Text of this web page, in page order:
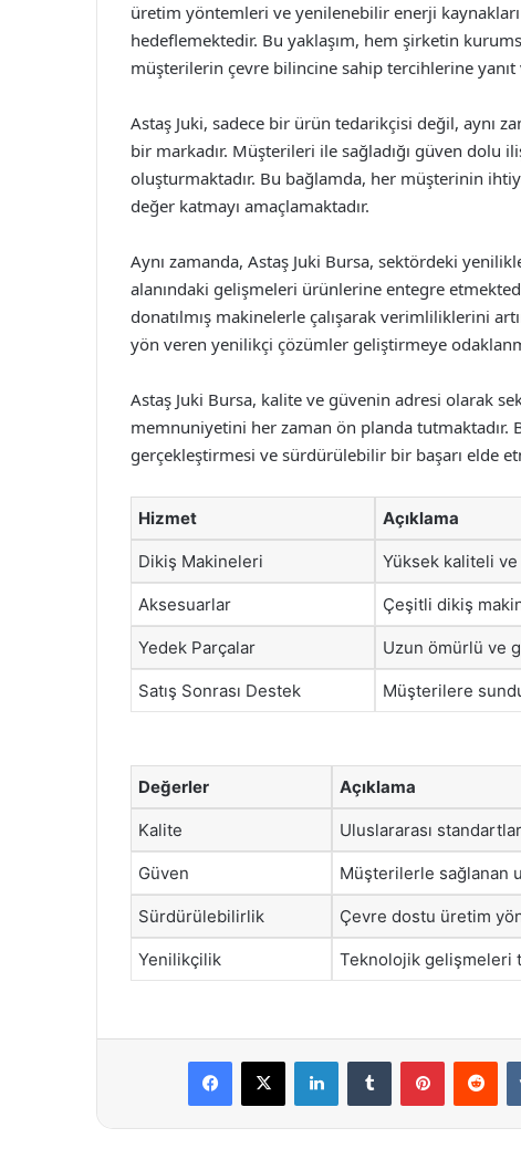
üretim yöntemleri ve yenilenebilir enerji
hedeflemektedir. Bu yaklaşım, hem şirketin
müşterilerin çevre bilincine sahip tercihlerine yanıt
Astaş Juki, sadece bir ürün tedarikçisi değil, aynı
bir markadır. Müşterileri ile sağladığı güven dolu
oluşturmaktadır. Bu bağlamda, her müşterinin
değer katmayı amaçlamaktadır.
Aynı zamanda, Astaş Juki Bursa, sektördeki
alanındaki gelişmeleri ürünlerine entegre
donatılmış makinelerle çalışarak verimliliklerini
yön veren yenilikçi çözümler geliştirmeye
Astaş Juki Bursa, kalite ve güvenin adresi olarak
memnuniyetini her zaman ön planda tutmaktadır.
gerçekleştirmesi ve sürdürülebilir bir başarı elde
Hizmet Açıklama
Dikiş Makineleri Yüksek kaliteli ve
Aksesuarlar Çeşitli dikiş
Yedek Parçalar Uzun ömürlü ve
Satış Sonrası Destek Müşterilere
Değerler Açıklama
Kalite Uluslararası
Güven Müşterilerle sağlanan
Sürdürülebilirlik Çevre dostu üretim
Yenilikçilik Teknolojik gelişmeleri
Facebook
X LinkedInTumblr Pinterest